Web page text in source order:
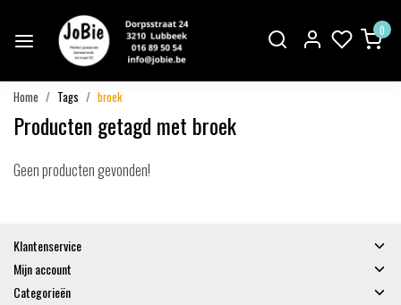
0
Home Tags broek
Producten getagd met broek
Geen producten gevonden!
Klantenservice
Mijn account
Categorieën